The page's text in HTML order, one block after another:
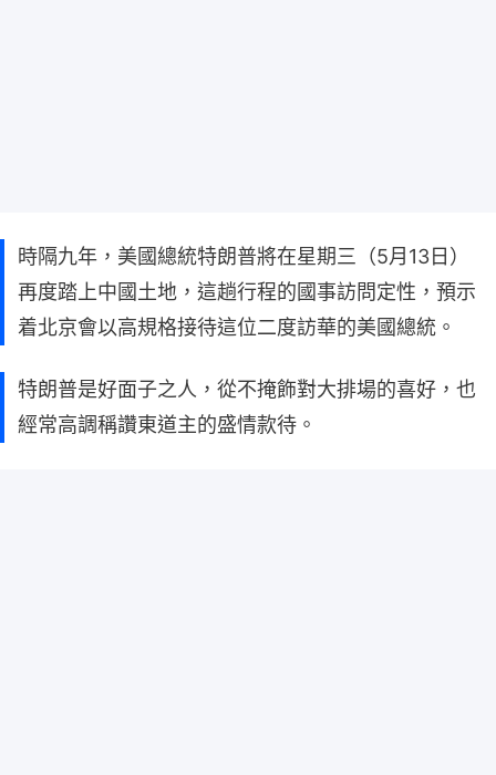
時隔九年，美國總統特朗普將在星期三（5月13日）
再度踏上中國土地，這趟行程的國事訪問定性，預示
着北京會以高規格接待這位二度訪華的美國總統。
特朗普是好面子之人，從不掩飾對大排場的喜好，也
經常高調稱讚東道主的盛情款待。